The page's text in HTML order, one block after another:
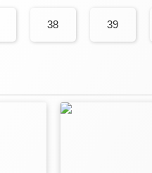
38 39